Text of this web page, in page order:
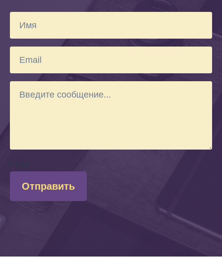
Отправить